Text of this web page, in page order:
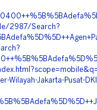
2987/Search?
Wilayah-Jakarta-Pusat-